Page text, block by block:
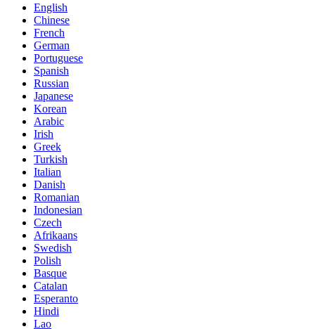
English
Chinese
French
German
Portuguese
Spanish
Russian
Japanese
Korean
Arabic
Irish
Greek
Turkish
Italian
Danish
Romanian
Indonesian
Czech
Afrikaans
Swedish
Polish
Basque
Catalan
Esperanto
Hindi
Lao